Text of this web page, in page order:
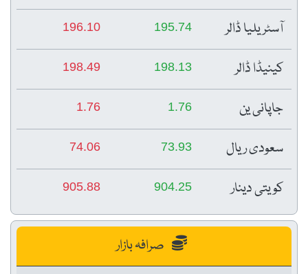
آسٹریلیا ڈالر 195.74
196.10
کینیڈا ڈالر 198.13
198.49
جاپانی ین 1.76
1.76
سعودی ریال 73.93
74.06
کویتی دینار 904.25
905.88
صرافہ بازار